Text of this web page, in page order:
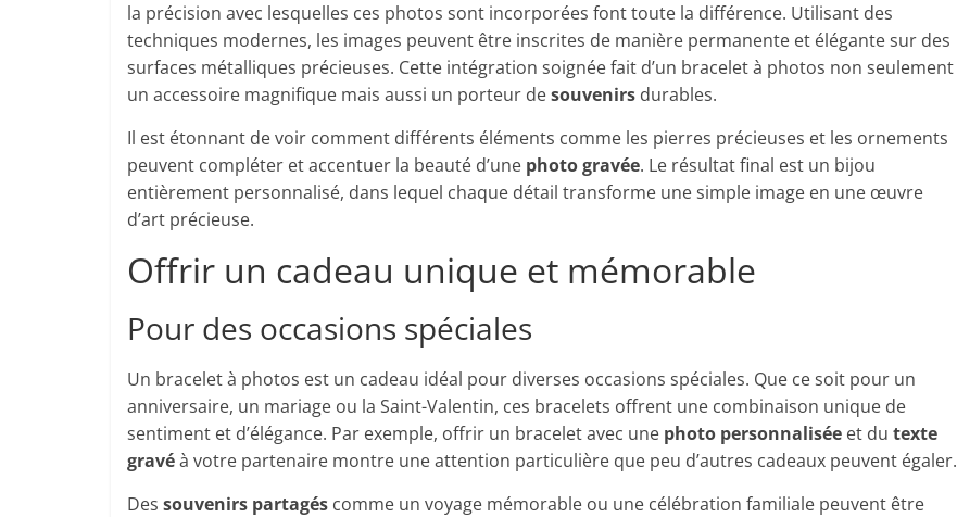
la précision avec lesquelles ces photos sont incorporées font toute la différence. Utilisant des
techniques modernes, les images peuvent être inscrites de manière permanente et élégante sur des
surfaces métalliques précieuses. Cette intégration soignée fait d’un bracelet à photos non seulement
un accessoire magnifique mais aussi un porteur desouvenirs durables.
Il est étonnant de voir comment différents éléments comme les pierres précieuses et les ornements
peuvent compléter et accentuer la beauté d’une photo gravée. Le résultat final est un bijou
entièrement personnalisé, dans lequel chaque détail transforme une simple image en une œuvre
d’art précieuse.
Offrir un cadeau unique et mémorable
Pour des occasions spéciales
Un bracelet à photos est un cadeau idéal pour diverses occasions spéciales. Que ce soit pour un
anniversaire, un mariage ou la Saint-Valentin, ces bracelets offrent une combinaison unique de
sentiment et d’élégance. Par exemple, offrir un bracelet avec une photo personnalisée et du texte
gravéà votre partenaire montre une attention particulière que peu d’autres cadeaux peuvent égaler.
Des souvenirs partagés comme un voyage mémorable ou une célébration familiale peuvent être